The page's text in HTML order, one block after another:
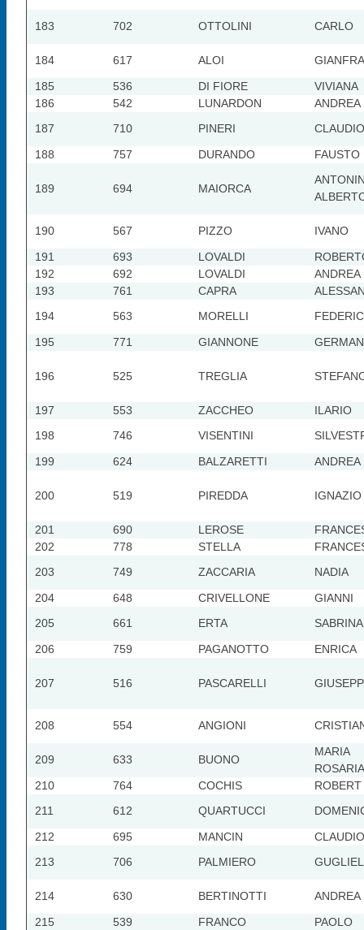
183 702 OTTOLINI CARLO
184 617 ALOI
185
536 DI FIORE
VIVIANA
186
542 LUNARDON
ANDREA
187
710 PINERI
CLAUDIO
188
757 DURANDO FAUSTO
189 694 MAIORCA
190 567 PIZZO
IVANO
191
693 LOVALDI
192
692 LOVALDI
ANDREA
193
761 CAPRA
194
563 MORELLI
195
771 GIANNONE
196 525 TREGLIA
197 553 ZACCHEO
ILARIO
198
746 VISENTINI
199
624 BALZARETTI ANDREA
200 519 PIREDDA IGNAZIO
201 690 LEROSE
202
778 STELLA
203
749 ZACCARIA
NADIA
204
648 CRIVELLONE
GIANNI
205
661 ERTA
SABRINA
206
759 PAGANOTTO ENRICA
207 516 PASCARELLI
208 554 ANGIONI
209 633 BUONO
MARIA
ROSARIA
210
764 COCHIS
ROBERT
211
612 QUARTUCCI
212
695 MANCIN
CLAUDIO
213
706 PALMIERO
214 630 BERTINOTTI
ANDREA
215
539 FRANCO PAOLO